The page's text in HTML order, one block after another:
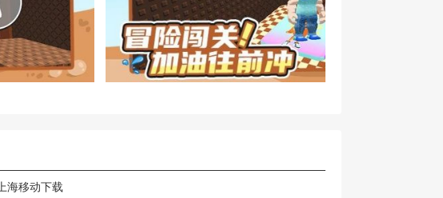
上海移动下载